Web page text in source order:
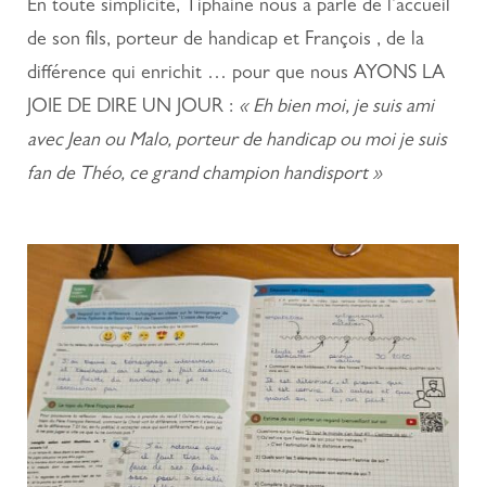
En toute simplicité, Tiphaine nous a parlé de l’accueil
de son fils, porteur de handicap et François , de la
différence qui enrichit … pour que nous AYONS LA
JOIE DE DIRE UN JOUR : « Eh bien moi, je suis ami
avec Jean ou Malo, porteur de handicap ou moi je suis
fan de Théo, ce grand champion handisport »